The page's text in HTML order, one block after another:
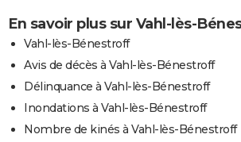
En savoir plus sur Vahl-lès-
Vahl-lès-Bénestroff
Avis de décès à Vahl-lès-Bénestroff
Délinquance à Vahl-lès-Bénestroff
Inondations à Vahl-lès-Bénestroff
Nombre de kinés à Vahl-lès-Bénestroff